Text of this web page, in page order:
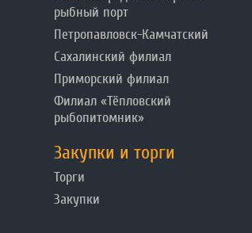
рыбный порт
Петропавловск-Камчатский
Сахалинский филиал
Приморский филиал
Филиал «Тёпловский
рыбопитомник»
Закупки и торги
Торги
Закупки